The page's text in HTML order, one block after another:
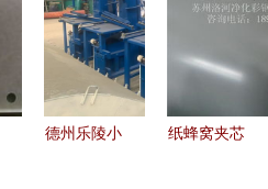
务商
德州乐陵小
纸蜂窝夹芯